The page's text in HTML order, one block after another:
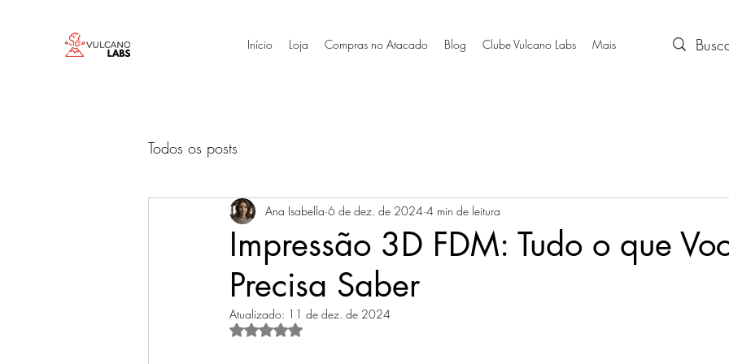
Início Loja Compras no Atacado Blog Clube Vulcano Labs Mais
Todos os posts
Impressão 3D FDM: Tudo o que
Precisa Saber
Ana Isabella 6 de dez. de 2024 4 min de leitura
Atualizado: 11 de dez. de 2024
Avaliado com NaN de 5 estrelas.